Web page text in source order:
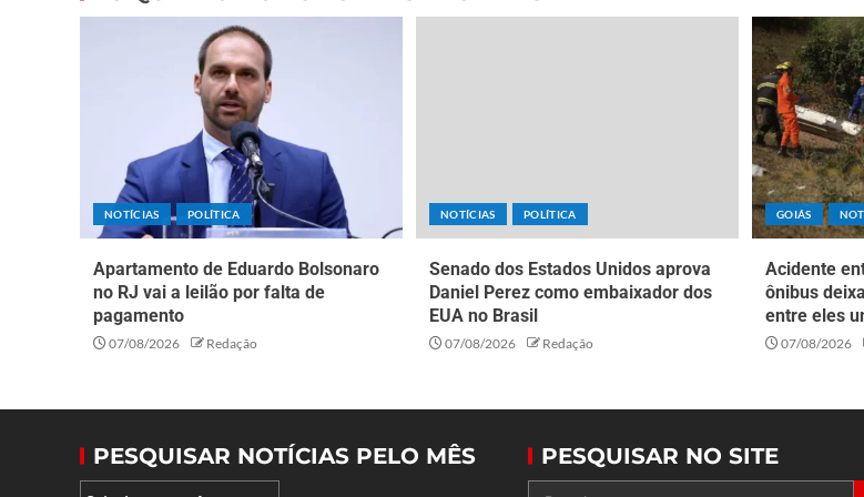
NOTÍCIAS POLÍTICA
Apartamento de Eduardo Bolsonaro
no RJ vai a leilão por falta de
pagamento
07/08/2026 Redação
NOTÍCIAS POLÍTICA
Senado dos Estados Unidos aprova
Daniel Perez como embaixador dos
EUA no Brasil
07/08/2026 Redação
GOIÁS
Acidente
ônibus
entre eles
07/08/2026
PESQUISAR NOTÍCIAS PELO MÊS PESQUISAR NO SITE